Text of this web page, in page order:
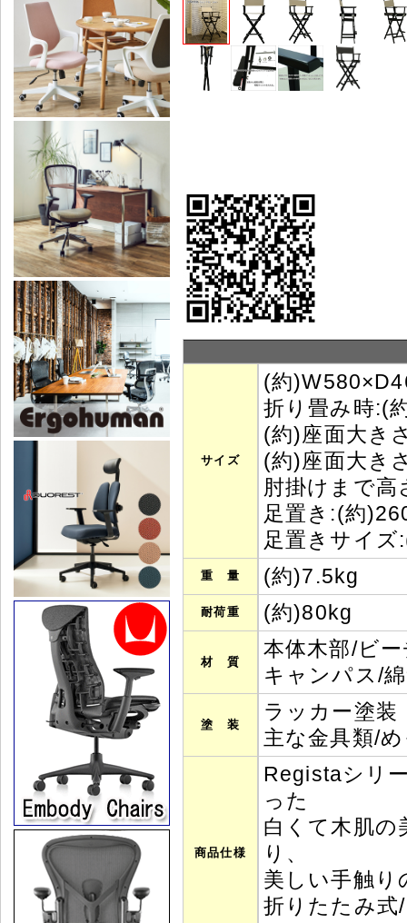
サイズ
(約
折り畳み時:(
(約)座面大き
(約)座面大き
肘掛けまで
足置き:(約
足置きサイ
重 量 (約)7.5kg
耐荷重 (約)80kg
材 質
本体木部/ビ
キャンパス/
塗 装
ラッカー塗装
主な金具類/
商品仕様
Registaシリ
った
白くて木肌の
り、
美しい手触り
折りたたみ式